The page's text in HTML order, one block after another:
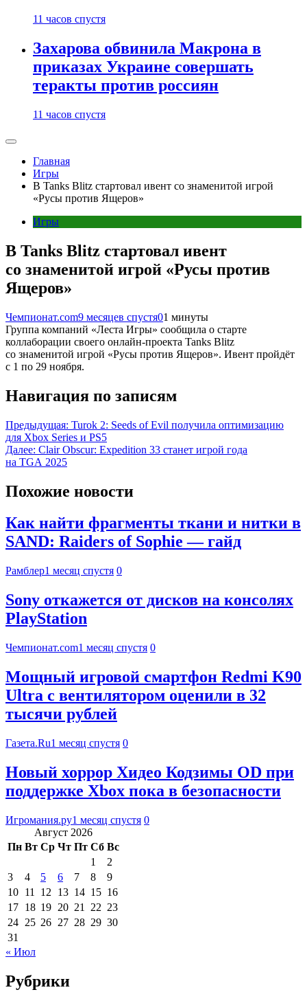
11 часов спустя
Захарова обвинила Макрона в
приказах Украине совершать
теракты против россиян
11 часов спустя
Главная
Игры
В Tanks Blitz стартовал ивент со знаменитой игрой
«Русы против Ящеров»
Игры
В Tanks Blitz стартовал ивент
со знаменитой игрой «Русы против
Ящеров»
Чемпионат.com9 месяцев спустя01 минуты
Группа компаний «Леста Игры» сообщила о старте
коллаборации своего онлайн-проекта Tanks Blitz
со знаменитой игрой «Русы против Ящеров». Ивент пройдёт
с 1 по 29 ноября.
Навигация по записям
Предыдущая: Turok 2: Seeds of Evil получила оптимизацию
для Xbox Series и PS5
Далее: Clair Obscur: Expedition 33 станет игрой года
на TGA 2025
Похожие новости
Как найти фрагменты ткани и нитки в
SAND: Raiders of Sophie — гайд
Рамблер1 месяц спустя 0
Sony откажется от дисков на консолях
PlayStation
Чемпионат.com1 месяц спустя 0
Мощный игровой смартфон Redmi K90
Ultra с вентилятором оценили в 32
тысячи рублей
Газета.Ru1 месяц спустя 0
Новый хоррор Хидео Кодзимы OD при
поддержке Xbox пока в безопасности
Игромания.ру1 месяц спустя 0
Август 2026
Пн Вт Ср Чт Пт Сб Вс
1
2
3
4 5 6 7 8
9
10 11 12 13 14 15 16
17 18 19 20 21 22 23
24 25 26 27 28 29 30
31
« Июл
Рубрики